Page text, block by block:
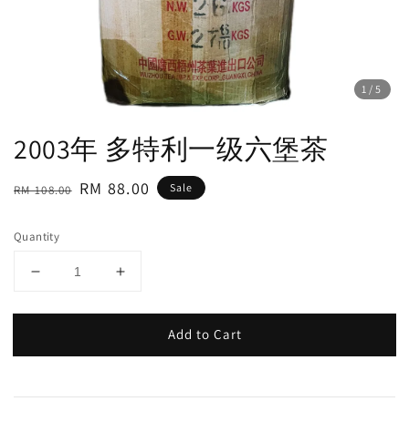
1 /5
2003年 多特利一级六堡茶
Regular
RM 108.00 Sale
RM 88.00 Sale
Quantity
Add to Cart